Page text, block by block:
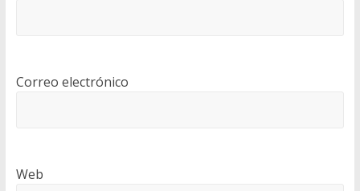
Correo electrónico
Web